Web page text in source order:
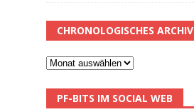
CHRONOLOGISCHES ARCHIV
PF-BITS IM SOCIAL WEB